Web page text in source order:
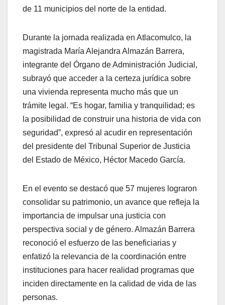
de 11 municipios del norte de la entidad.
Durante la jornada realizada en Atlacomulco, la
magistrada María Alejandra Almazán Barrera,
integrante del Órgano de Administración Judicial,
subrayó que acceder a la certeza jurídica sobre
una vivienda representa mucho más que un
trámite legal. “Es hogar, familia y tranquilidad; es
la posibilidad de construir una historia de vida con
seguridad”, expresó al acudir en representación
del presidente del Tribunal Superior de Justicia
del Estado de México, Héctor Macedo García.
En el evento se destacó que 57 mujeres lograron
consolidar su patrimonio, un avance que refleja la
importancia de impulsar una justicia con
perspectiva social y de género. Almazán Barrera
reconoció el esfuerzo de las beneficiarias y
enfatizó la relevancia de la coordinación entre
instituciones para hacer realidad programas que
inciden directamente en la calidad de vida de las
personas.